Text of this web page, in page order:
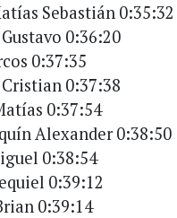
Sebastián 0:35:32
0:36:20
0:37:35
0:37:38
0:37:54
Alexander 0:38:50
0:38:54
0:39:12
0:39:14